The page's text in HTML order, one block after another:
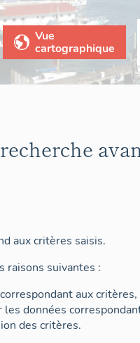
Vue
cartographique
aux critères saisis.
raisons suivantes :
aux critères,
données
des critères.